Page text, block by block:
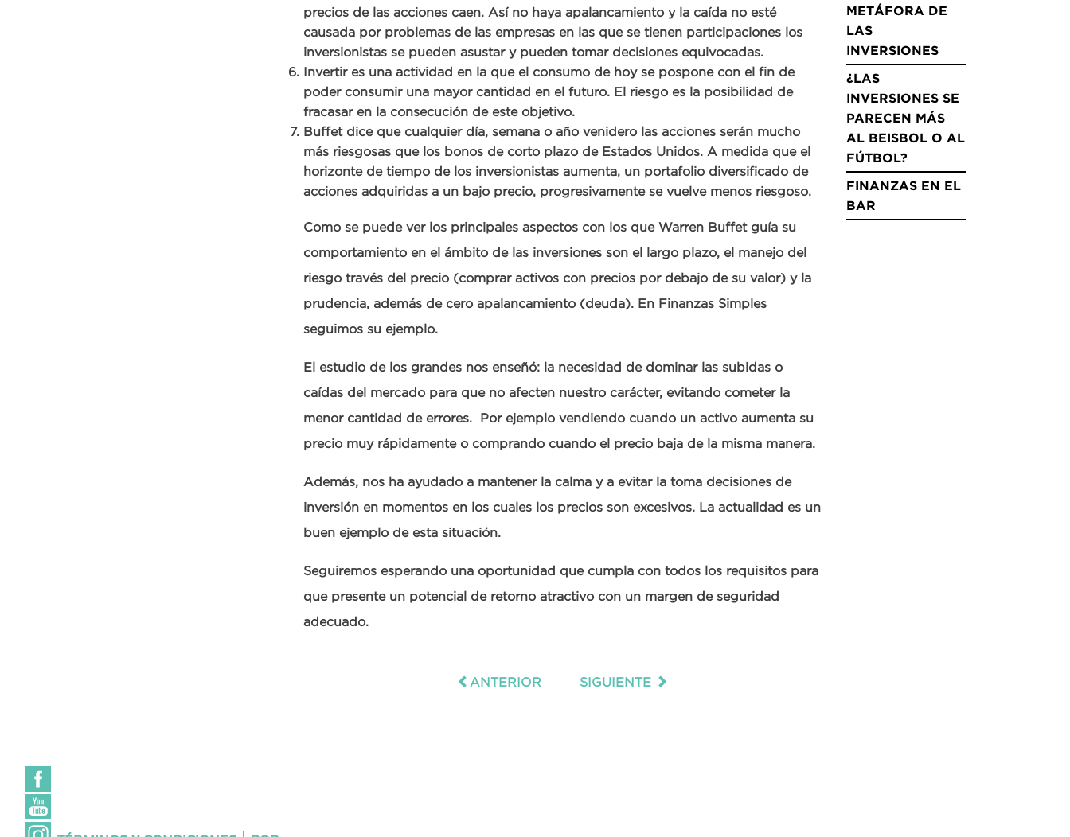
precios de las acciones caen. Así no haya apalancamiento y la caída no esté
causada por problemas de las empresas en las que se tienen participaciones los
inversionistas se pueden asustar y pueden tomar decisiones equivocadas.
Invertir es una actividad en la que el consumo de hoy se pospone con el fin de
poder consumir una mayor cantidad en el futuro. El riesgo es la posibilidad de
fracasar en la consecución de este objetivo.
Buffet dice que cualquier día, semana o año venidero las acciones serán mucho
más riesgosas que los bonos de corto plazo de Estados Unidos. A medida que el
horizonte de tiempo de los inversionistas aumenta, un portafolio diversificado de
acciones adquiridas a un bajo precio, progresivamente se vuelve menos riesgoso.
Como se puede ver los principales aspectos con los que Warren Buffet guía su
comportamiento en el ámbito de las inversiones son el largo plazo, el manejo del
riesgo través del precio (comprar activos con precios por debajo de su valor) y la
prudencia, además de cero apalancamiento (deuda). En Finanzas Simples
seguimos su ejemplo.
El estudio de los grandes nos enseñó: la necesidad de dominar las subidas o
caídas del mercado para que no afecten nuestro carácter, evitando cometer la
menor cantidad de errores. Por ejemplo vendiendo cuando un activo aumenta su
precio muy rápidamente o comprando cuando el precio baja de la misma manera.
Además, nos ha ayudado a mantener la calma y a evitar la toma decisiones de
inversión en momentos en los cuales los precios son excesivos. La actualidad es un
buen ejemplo de esta situación.
Seguiremos esperando una oportunidad que cumpla con todos los requisitos para
que presente un potencial de retorno atractivo con un margen de seguridad
adecuado.
ANTERIOR SIGUIENTE
METÁFORA DE
LAS
INVERSIONES
¿LAS
INVERSIONES SE
PARECEN MÁS
AL BEISBOL O AL
FÚTBOL?
FINANZAS EN EL
BAR